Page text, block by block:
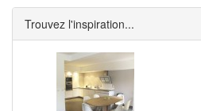
Trouvez l'inspiration...